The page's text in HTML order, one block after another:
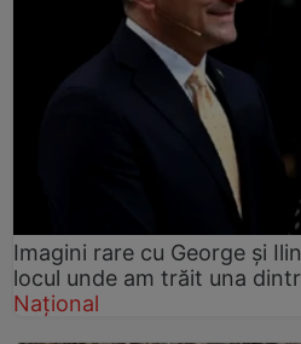
Imagini rare cu George și
locul unde am trăit una
Național